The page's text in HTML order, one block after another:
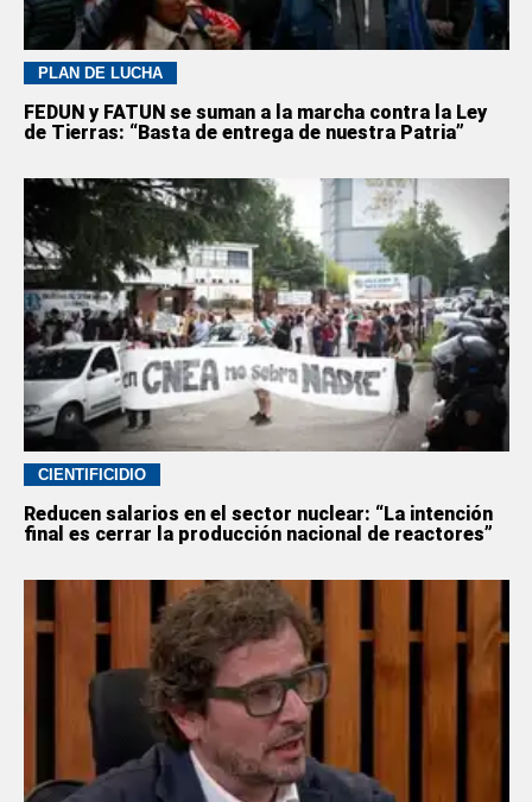
PLAN DE LUCHA
FEDUN y FATUN se suman a la marcha contra la Ley
de Tierras: “Basta de entrega de nuestra Patria”
CIENTIFICIDIO
Reducen salarios en el sector nuclear: “La intención
final es cerrar la producción nacional de reactores”